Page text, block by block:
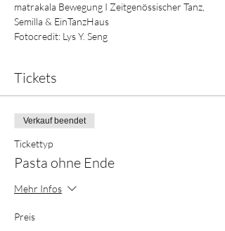
matrakala Bewegung I Zeitgenössischer Tanz,
Semilla & EinTanzHaus
Fotocredit: Lys Y. Seng
Tickets
Verkauf beendet
Tickettyp
Pasta ohne Ende
Mehr Infos
Preis